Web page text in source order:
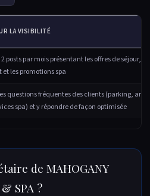
LA VISIBILITÉ
2 posts par mois présentant les offres de séjour,
les promotions spa
questions fréquentes des clients (parking,
spa) et y répondre de façon optimisée
de MAHOGANY
SPA ?